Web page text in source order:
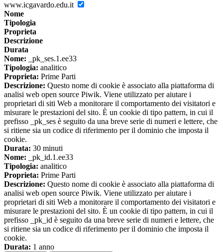
www.icgavardo.edu.it
Nome
Tipologia
Proprieta
Descrizione
Durata
Nome: _pk_ses.1.ee33
Tipologia: analitico
Proprieta: Prime Parti
Descrizione: Questo nome di cookie è associato alla piattaforma di
analisi web open source Piwik. Viene utilizzato per aiutare i
proprietari di siti Web a monitorare il comportamento dei visitatori e
misurare le prestazioni del sito. È un cookie di tipo pattern, in cui il
prefisso _pk_ses è seguito da una breve serie di numeri e lettere, che
si ritiene sia un codice di riferimento per il dominio che imposta il
cookie.
Durata: 30 minuti
Nome: _pk_id.1.ee33
Tipologia: analitico
Proprieta: Prime Parti
Descrizione: Questo nome di cookie è associato alla piattaforma di
analisi web open source Piwik. Viene utilizzato per aiutare i
proprietari di siti Web a monitorare il comportamento dei visitatori e
misurare le prestazioni del sito. È un cookie di tipo pattern, in cui il
prefisso _pk_id è seguito da una breve serie di numeri e lettere, che
si ritiene sia un codice di riferimento per il dominio che imposta il
cookie.
Durata: 1 anno